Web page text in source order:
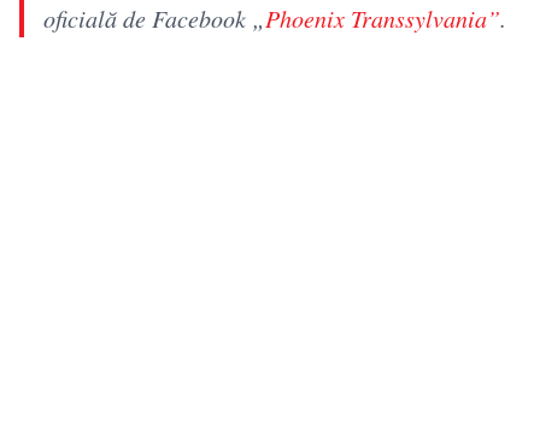
oficială de Facebook „Phoenix Transsylvania”.